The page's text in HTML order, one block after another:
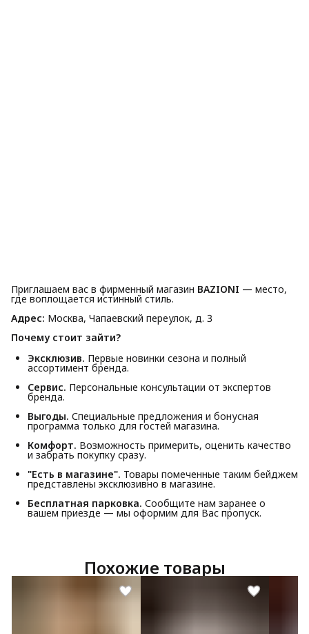
Приглашаем вас в фирменный магазин BAZIONI — место,
где воплощается истинный стиль.
Адрес: Москва, Чапаевский переулок, д. 3
Почему стоит зайти?
Эксклюзив. Первые новинки сезона и полный
ассортимент бренда.
Сервис. Персональные консультации от экспертов
бренда.
Выгоды. Специальные предложения и бонусная
программа только для гостей магазина.
Комфорт. Возможность примерить, оценить качество
и забрать покупку сразу.
"Есть в магазине". Товары помеченные таким бейджем
представлены эксклюзивно в магазине.
Бесплатная парковка. Сообщите нам заранее о
вашем приезде — мы оформим для Вас пропуск.
Похожие товары